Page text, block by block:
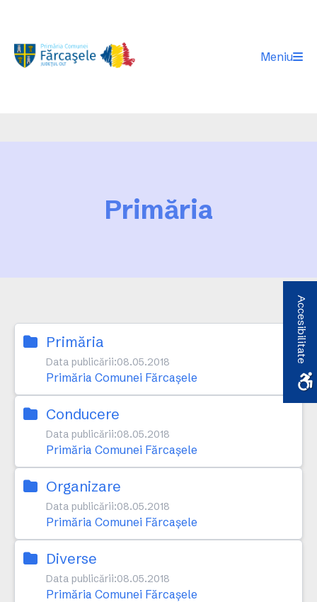
Meniu
Primăria
Primăria
Data publicării:08.05.2018
Primăria Comunei Fărcaşele
Conducere
Data publicării:08.05.2018
Primăria Comunei Fărcaşele
Organizare
Data publicării:08.05.2018
Primăria Comunei Fărcaşele
Diverse
Data publicării:08.05.2018
Primăria Comunei Fărcaşele
Accesibilitate